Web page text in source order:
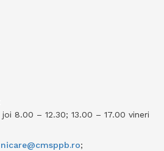
8.00 – 12.30; 13.00 – 17.00 vineri
;